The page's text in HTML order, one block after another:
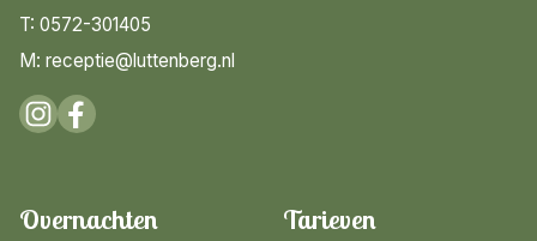
T: 0572-301405
M: receptie@luttenberg.nl
Overnachten Tarieven